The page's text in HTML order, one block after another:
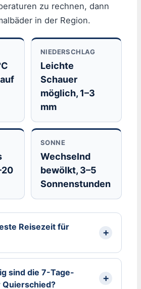
zu rechnen, dann
in der Region.
NIEDERSCHLAG
Leichte
Schauer
möglich, 1–3
mm
SONNE
Wechselnd
bewölkt, 3–5
Sonnenstunden
Reisezeit für
sind die 7-Tage-